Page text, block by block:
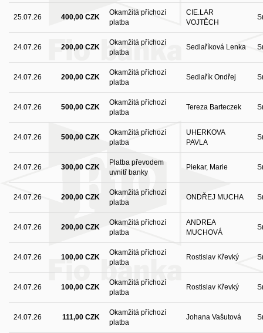
25.07.26 400,00 CZK
Okamžitá příchozí
platba
CIE.LAR
VOJTĚCH
24.07.26 200,00 CZK
Okamžitá příchozí
platba
Sedlaříková Lenka
24.07.26 200,00 CZK
Okamžitá příchozí
platba
Sedlařík Ondřej
24.07.26 500,00 CZK
Okamžitá příchozí
platba
Tereza Barteczek
24.07.26 500,00 CZK
Okamžitá příchozí
platba
UHERKOVA
PAVLA
24.07.26 300,00 CZK
Platba převodem
uvnitř banky
Piekar, Marie
24.07.26 200,00 CZK
Okamžitá příchozí
platba
ONDŘEJ MUCHA
24.07.26 200,00 CZK
Okamžitá příchozí
platba
ANDREA
MUCHOVÁ
24.07.26 100,00 CZK
Okamžitá příchozí
platba
Rostislav Křevký
24.07.26 100,00 CZK
Okamžitá příchozí
platba
Rostislav Křevký
24.07.26 111,00 CZK
Okamžitá příchozí
platba
Johana Vašutová